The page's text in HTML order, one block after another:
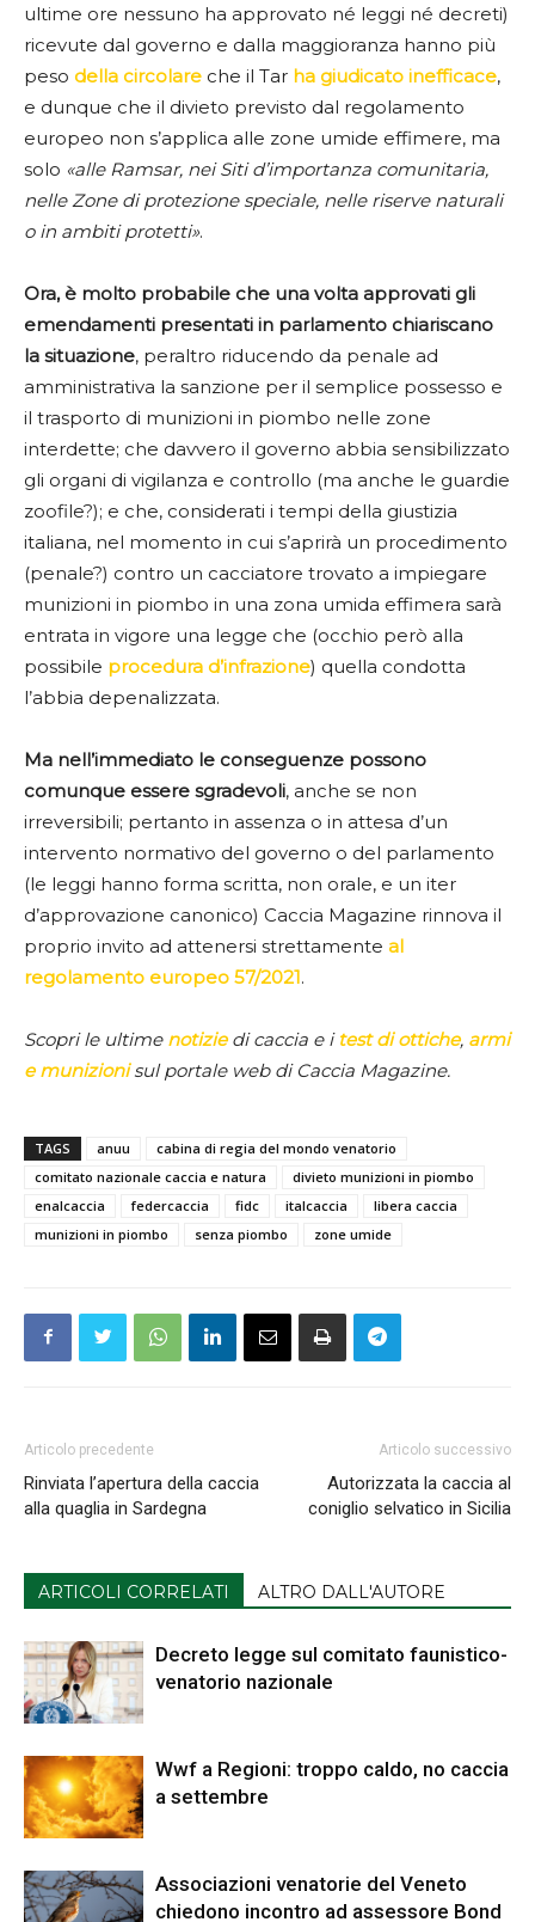
ultime ore nessuno ha approvato né leggi né decreti)
ricevute dal governo e dalla maggioranza hanno più
peso della circolare che il Tar ha giudicato inefficace,
e dunque che il divieto previsto dal regolamento
europeo non s’applica alle zone umide effimere, ma
solo «alle Ramsar, nei Siti d’importanza comunitaria,
nelle Zone di protezione speciale, nelle riserve naturali
o in ambiti protetti».
Ora, è molto probabile che una volta approvati gli
emendamenti presentati in parlamento chiariscano
la situazione, peraltro riducendo da penale ad
amministrativa la sanzione per il semplice possesso e
il trasporto di munizioni in piombo nelle zone
interdette; che davvero il governo abbia sensibilizzato
gli organi di vigilanza e controllo (ma anche le guardie
zoofile?); e che, considerati i tempi della giustizia
italiana, nel momento in cui s’aprirà un procedimento
(penale?) contro un cacciatore trovato a impiegare
munizioni in piombo in una zona umida effimera sarà
entrata in vigore una legge che (occhio però alla
possibile procedura d’infrazione) quella condotta
l’abbia depenalizzata.
Ma nell’immediato le conseguenze possono
comunque essere sgradevoli, anche se non
irreversibili; pertanto in assenza o in attesa d’un
intervento normativo del governo o del parlamento
(le leggi hanno forma scritta, non orale, e un iter
d’approvazione canonico) Caccia Magazine rinnova il
proprio invito ad attenersi strettamente al
regolamento europeo 57/2021.
Scopri le ultime notiziedi caccia e i test di ottiche, armi
e munizionisul portale web di Caccia Magazine.
TAGS anuu
cabina di regia del mondo venatorio
comitato nazionale caccia e natura
divieto munizioni in piombo
enalcaccia
federcaccia fidc italcaccia
libera caccia
munizioni in piombo
senza piombo zone umide
Articolo precedente
Rinviata l’apertura della caccia
alla quaglia in Sardegna
Articolo successivo
Autorizzata la caccia al
coniglio selvatico in Sicilia
ARTICOLI CORRELATI ALTRO DALL'AUTORE
Decreto legge sul comitato faunistico-
venatorio nazionale
Wwf a Regioni: troppo caldo, no caccia
a settembre
Associazioni venatorie del Veneto
chiedono incontro ad assessore Bond